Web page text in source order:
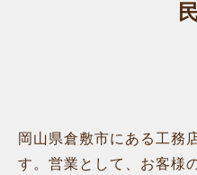
岡山県倉敷市にある工務
す。営業として、お客様